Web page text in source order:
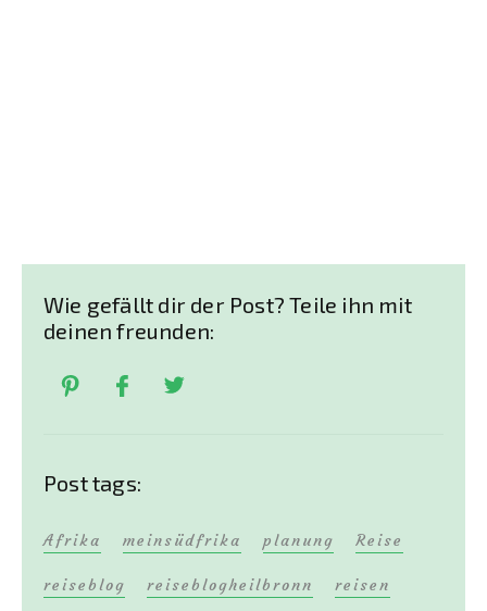
Wie gefällt dir der Post? Teile ihn mit
deinen freunden:
Post tags:
Afrika meinsüdfrika planung Reise
reiseblog reiseblogheilbronn reisen